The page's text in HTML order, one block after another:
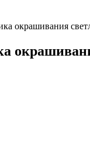
окрашивания